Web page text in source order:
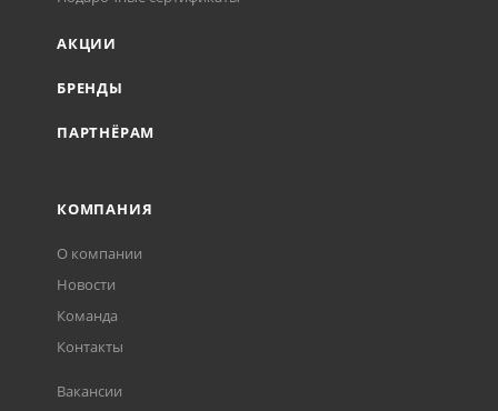
АКЦИИ
БРЕНДЫ
ПАРТНЁРАМ
КОМПАНИЯ
О компании
Новости
Команда
Контакты
Вакансии